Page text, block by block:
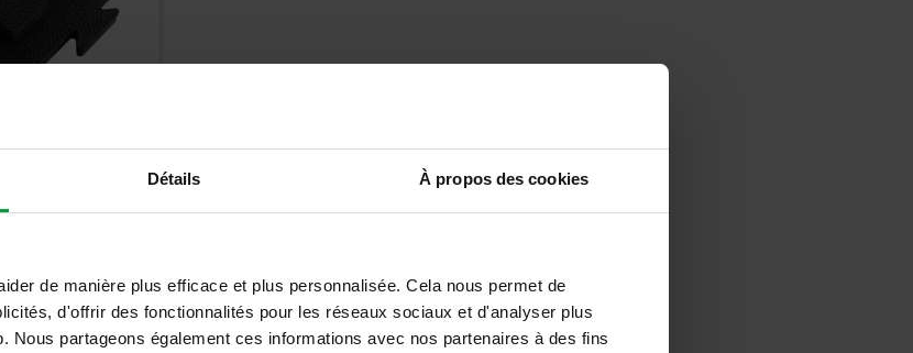
Détails À propos des cookies
de manière plus efficace et plus personnalisée. Cela nous permet de
d'offrir des fonctionnalités pour les réseaux sociaux et d'analyser plus
Nous partageons également ces informations avec nos partenaires à des fins
Haute
CR20J